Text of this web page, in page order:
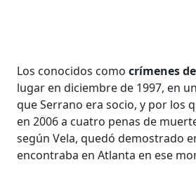
Los conocidos comocrímenes
lugar en diciembre de 1997, en
que Serrano era socio, y por los
en 2006 a cuatro penas de
según Vela, quedó demostrado
encontraba en Atlanta en ese